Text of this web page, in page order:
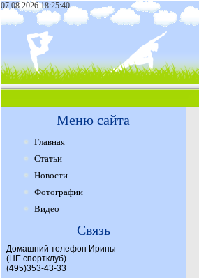
07.08.2026 18:25:40
Меню сайта
Главная
Статьи
Новости
Фотографии
Видео
Связь
Домашний телефон Ирины
(НЕ спортклуб)
(495)353-43-33